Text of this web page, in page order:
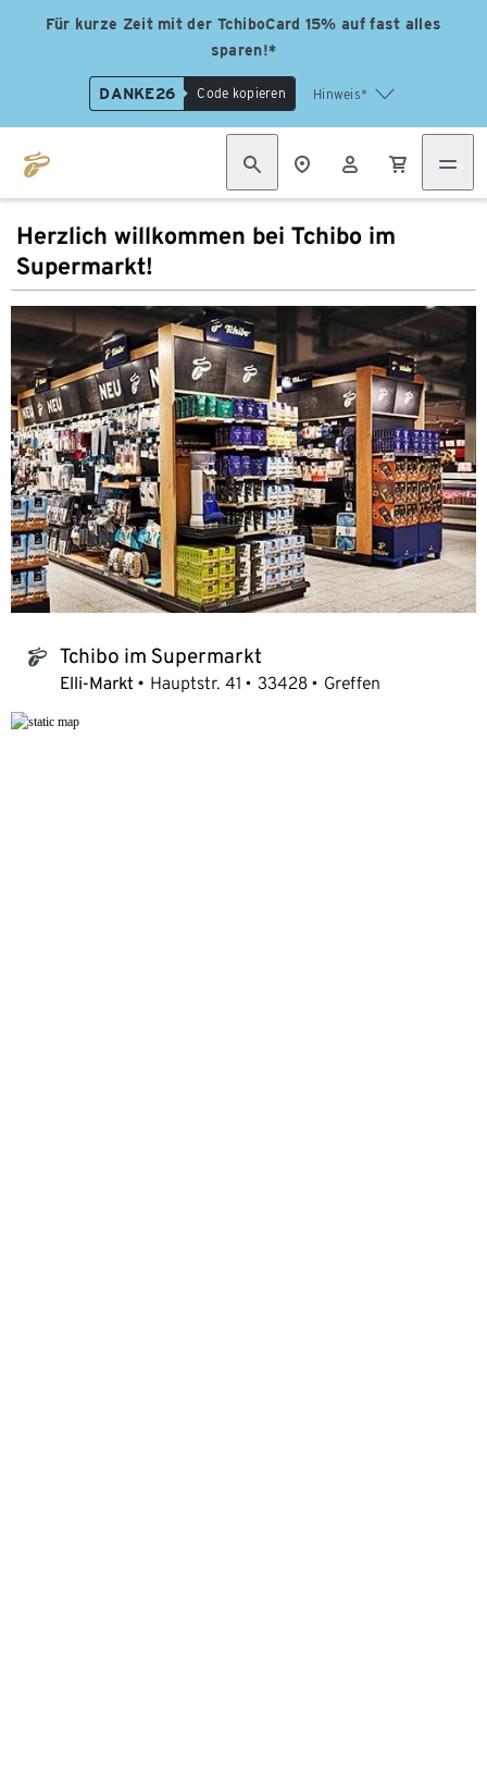
Für kurze Zeit mit der TchiboCard 15% auf fast alles
sparen!*
DANKE26 Code kopieren Hinweis*
Herzlich willkommen bei Tchibo im
Supermarkt!
tchibo_logo Tchibo im Supermarkt
Elli-Markt Hauptstr. 41 33428 Greffen